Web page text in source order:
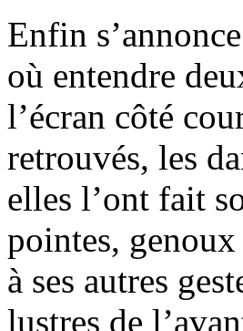
Enfin s’annonce
où entendre
l’écran côté
retrouvés, les
elles l’ont fait
pointes,
à ses autres
lustres de